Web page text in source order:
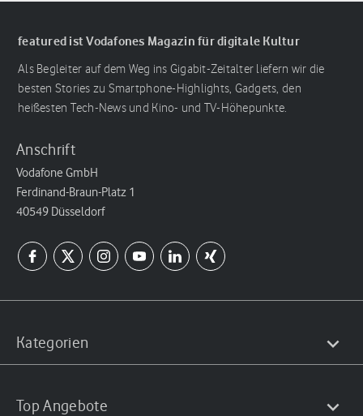
featured ist Vodafones Magazin für digitale Kultur
Als Begleiter auf dem Weg ins Gigabit-Zeitalter liefern wir die
besten Stories zu Smartphone-Highlights, Gadgets, den
heißesten Tech-News und Kino- und TV-Höhepunkte.
Anschrift
Vodafone GmbH
Ferdinand-Braun-Platz 1
40549 Düsseldorf
Kategorien
Top Angebote